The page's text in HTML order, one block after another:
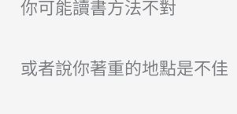
你可能讀書方法不對
或者說你著重的地點是不佳